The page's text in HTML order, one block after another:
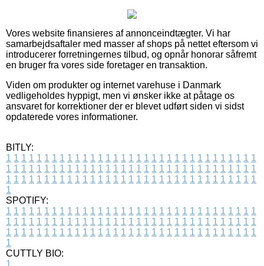
Vores website finansieres af annonceindtægter. Vi har
samarbejdsaftaler med masser af shops på nettet eftersom vi
introducerer forretningernes tilbud, og opnår honorar såfremt
en bruger fra vores side foretager en transaktion.
Viden om produkter og internet varehuse i Danmark
vedligeholdes hyppigt, men vi ønsker ikke at påtage os
ansvaret for korrektioner der er blevet udført siden vi sidst
opdaterede vores informationer.
BITLY:
1 1 1 1 1 1 1 1 1 1 1 1 1 1 1 1 1 1 1 1 1 1 1 1 1 1 1 1 1 1 1 1 1
1 1 1 1 1 1 1 1 1 1 1 1 1 1 1 1 1 1 1 1 1 1 1 1 1 1 1 1 1 1 1 1 1
1 1 1 1 1 1 1 1 1 1 1 1 1 1 1 1 1 1 1 1 1 1 1 1 1 1 1 1 1 1 1 1 1
1
SPOTIFY:
1 1 1 1 1 1 1 1 1 1 1 1 1 1 1 1 1 1 1 1 1 1 1 1 1 1 1 1 1 1 1 1 1
1 1 1 1 1 1 1 1 1 1 1 1 1 1 1 1 1 1 1 1 1 1 1 1 1 1 1 1 1 1 1 1 1
1 1 1 1 1 1 1 1 1 1 1 1 1 1 1 1 1 1 1 1 1 1 1 1 1 1 1 1 1 1 1 1 1
1
CUTTLY BIO:
1